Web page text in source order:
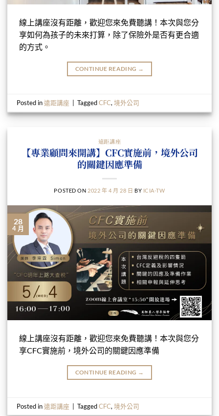
線上講座沒有距離，歡迎您來免費聽講！本次與您分
享如何為孩子的未來打算，除了保險外是否有更合適
的方式。
CONTINUE READING →
Posted in遠距講座 TaggedCFC,境外公司
遠距講座
【專業顧問來開講】CFC實施前，境外公司
的關鍵因應準備
POSTED ON 2022 年 4 月 28 日 BY ICIA-TW
28
4 月
線上講座沒有距離，歡迎您來免費聽講！本次與您分
享CFC實施前，境外公司的關鍵因應準備
CONTINUE READING →
Posted in遠距講座 TaggedCFC,境外公司